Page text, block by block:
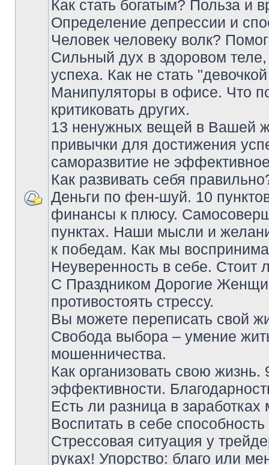
Как стать богатым? Польза и
Определение депрессии и
Человек человеку волк?
Сильный дух в здоровом
успеха. Как не стать
Манипуляторы в офисе. Что
критиковать других.
13 ненужных вещей в Вашей
привычки для достижения
саморазвитие не
Как развивать себя
Деньги по фен-шуй. 10
финансы к плюсу.
пунктах. Наши мысли и
к победам. Как мы
Неуверенность в себе. Стоит
С Праздником Дорогие
противостоять стрессу.
Вы можете переписать свой
Свобода выбора – умение
мошенничества.
Как организовать свою жизнь.
эффективности.
Есть ли разница в
Воспитать в себе
Стрессовая ситуация у
руках! Упорство: благо или